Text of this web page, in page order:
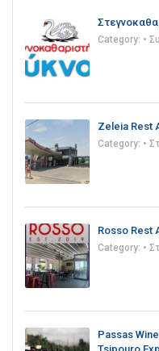
Category: •
Zeleia Rest
Category: •
Rosso Rest
Category: •
Passas